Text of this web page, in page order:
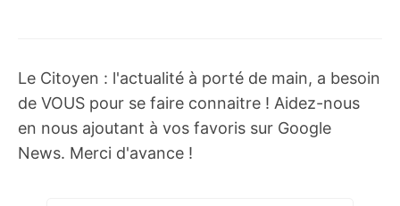
Le Citoyen : l'actualité à porté de main, a besoin
de VOUS pour se faire connaitre ! Aidez-nous
en nous ajoutant à vos favoris sur Google
News. Merci d'avance !